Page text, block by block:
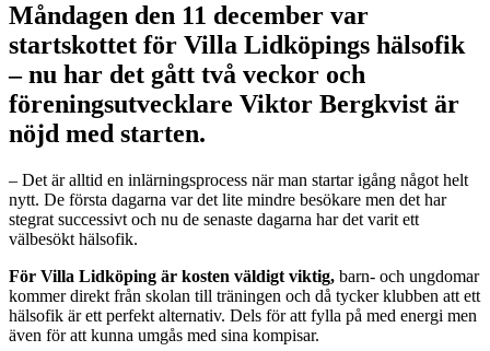
Måndagen den 11 december var
startskottet för Villa Lidköpings hälsofik
– nu har det gått två veckor och
föreningsutvecklare Viktor Bergkvist är
nöjd med starten.
– Det är alltid en inlärningsprocess när man startar igång något helt
nytt. De första dagarna var det lite mindre besökare men det har
stegrat successivt och nu de senaste dagarna har det varit ett
välbesökt hälsofik.
För Villa Lidköping är kosten väldigt viktig, barn- och ungdomar
kommer direkt från skolan till träningen och då tycker klubben att ett
hälsofik är ett perfekt alternativ. Dels för att fylla på med energi men
även för att kunna umgås med sina kompisar.